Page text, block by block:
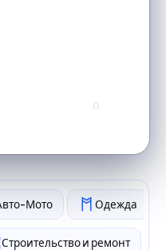
0
Мото Одежда
Строительство и ремонт